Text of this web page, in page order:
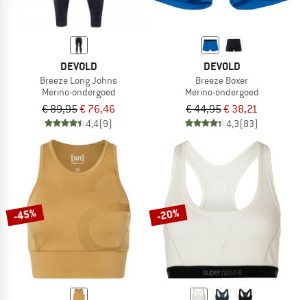
DEVOLD
Breeze Long Johns
Merino-ondergoed
€ 89,95€ 76,46
4,4(9)
DEVOLD
Breeze Boxer
Merino-ondergoed
€ 44,95€ 38,21
4,3(83)
-45% -20%